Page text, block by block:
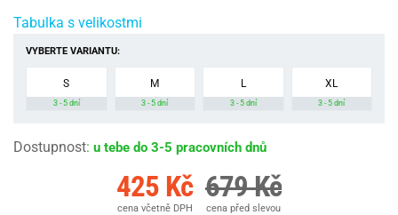
Tabulka s velikostmi
VYBERTE VARIANTU:
S
3 - 5 dní
M
3 - 5 dní
L
3 - 5 dní
XL
3 - 5 dní
Dostupnost: u tebe do 3-5 pracovních dnů
425 Kč
cena včetně DPH
679 Kč
cena před slevou